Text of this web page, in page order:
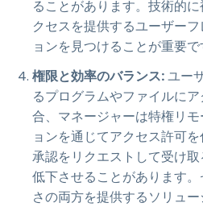
ることがあります。技術的
クセスを提供するユーザー
ョンを見つけることが重要で
権限と効率のバランス:ユー
るプログラムやファイルに
合、マネージャーは特権リ
ョンを通じてアクセス許可を
承認をリクエストして受け
低下させることがあります
さの両方を提供するソリュ